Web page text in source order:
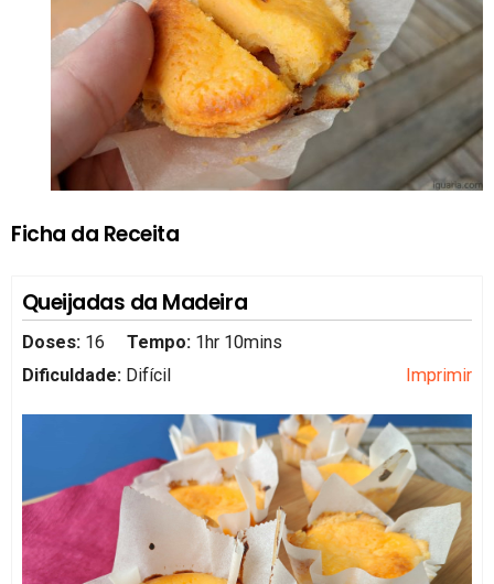
Ficha da Receita
Queijadas da Madeira
Doses: 16 Tempo: 1hr 10mins
Dificuldade: Difícil Imprimir